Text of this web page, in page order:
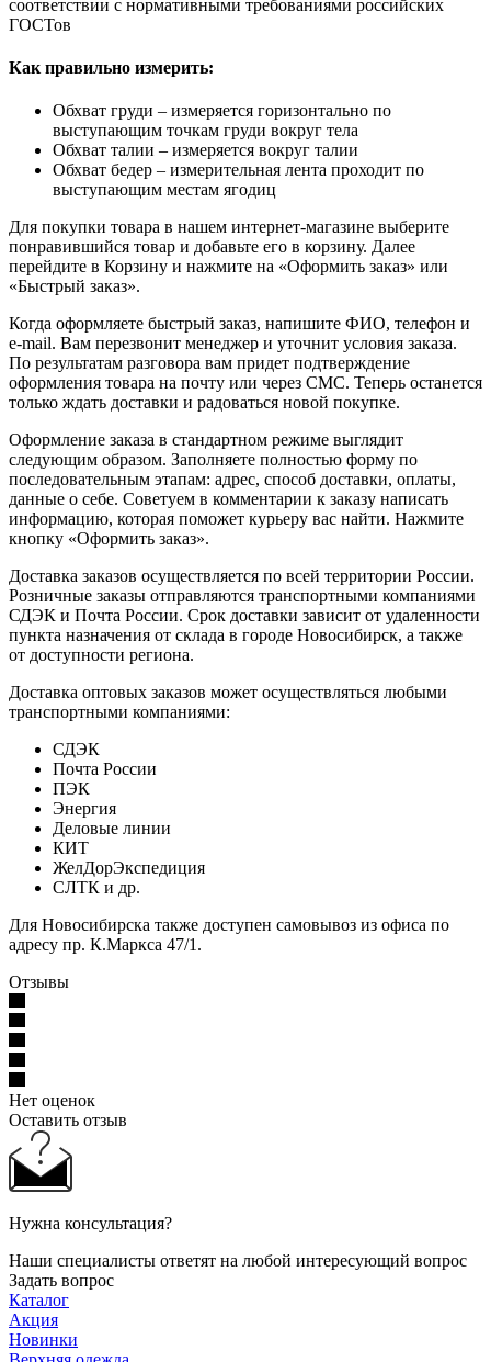
соответствии с нормативными требованиями российских
ГОСТов
Как правильно измерить:
Обхват груди – измеряется горизонтально по
выступающим точкам груди вокруг тела
Обхват талии – измеряется вокруг талии
Обхват бедер – измерительная лента проходит по
выступающим местам ягодиц
Для покупки товара в нашем интернет-магазине выберите
понравившийся товар и добавьте его в корзину. Далее
перейдите в Корзину и нажмите на «Оформить заказ» или
«Быстрый заказ».
Когда оформляете быстрый заказ, напишите ФИО, телефон и
e-mail. Вам перезвонит менеджер и уточнит условия заказа.
По результатам разговора вам придет подтверждение
оформления товара на почту или через СМС. Теперь останется
только ждать доставки и радоваться новой покупке.
Оформление заказа в стандартном режиме выглядит
следующим образом. Заполняете полностью форму по
последовательным этапам: адрес, способ доставки, оплаты,
данные о себе. Советуем в комментарии к заказу написать
информацию, которая поможет курьеру вас найти. Нажмите
кнопку «Оформить заказ».
Доставка заказов осуществляется по всей территории России.
Розничные заказы отправляются транспортными компаниями
СДЭК и Почта России. Срок доставки зависит от удаленности
пункта назначения от склада в городе Новосибирск, а также
от доступности региона.
Доставка оптовых заказов может осуществляться любыми
транспортными компаниями:
СДЭК
Почта России
ПЭК
Энергия
Деловые линии
КИТ
ЖелДорЭкспедиция
СЛТК и др.
Для Новосибирска также доступен самовывоз из офиса по
адресу пр. К.Маркса 47/1.
Отзывы
Нет оценок
Оставить отзыв
Нужна консультация?
Наши специалисты ответят на любой интересующий вопрос
Задать вопрос
Каталог
Акция
Новинки